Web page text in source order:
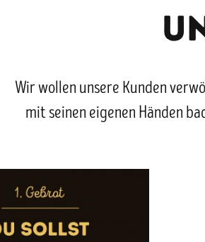
Wir wollen unsere Kunden
mit seinen eigenen Händen